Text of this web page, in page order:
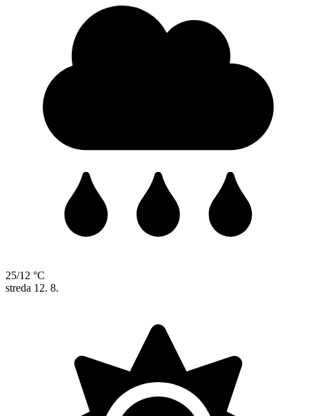
25/12 °C
streda 12. 8.